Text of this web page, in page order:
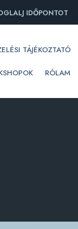
IDŐPONTOT
TÁJÉKOZTATÓ
RÓLAM